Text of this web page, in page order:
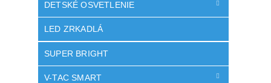
DETSKÉ OSVETLENIE
LED ZRKADLÁ
SUPER BRIGHT
V-TAC SMART